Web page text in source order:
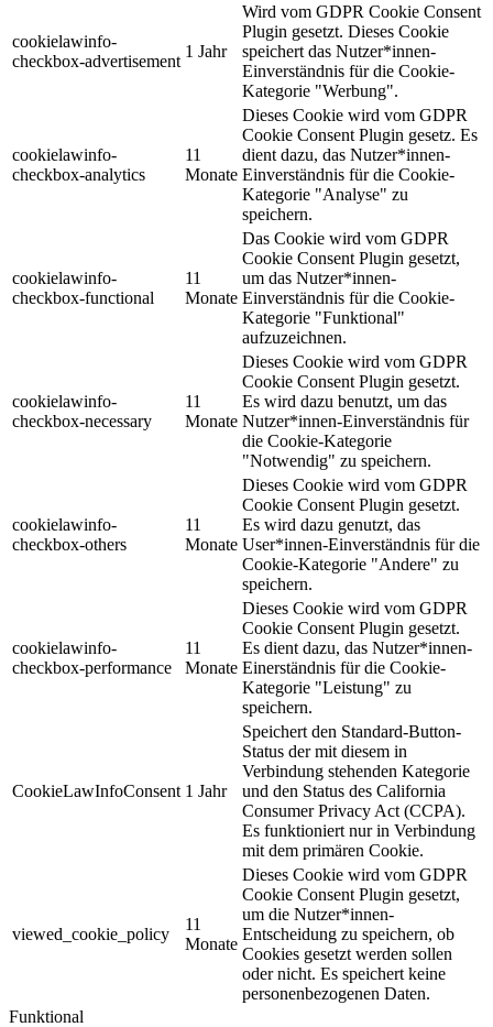
cookielawinfo-
checkbox-advertisement
1 Jahr
Wird vom GDPR Cookie Consent
Plugin gesetzt. Dieses Cookie
speichert das Nutzer*innen-
Einverständnis für die Cookie-
Kategorie "Werbung".
cookielawinfo-
checkbox-analytics
11
Monate
Dieses Cookie wird vom GDPR
Cookie Consent Plugin gesetz. Es
dient dazu, das Nutzer*innen-
Einverständnis für die Cookie-
Kategorie "Analyse" zu
speichern.
cookielawinfo-
checkbox-functional
11
Monate
Das Cookie wird vom GDPR
Cookie Consent Plugin gesetzt,
um das Nutzer*innen-
Einverständnis für die Cookie-
Kategorie "Funktional"
aufzuzeichnen.
cookielawinfo-
checkbox-necessary
11
Monate
Dieses Cookie wird vom GDPR
Cookie Consent Plugin gesetzt.
Es wird dazu benutzt, um das
Nutzer*innen-Einverständnis für
die Cookie-Kategorie
"Notwendig" zu speichern.
cookielawinfo-
checkbox-others
11
Monate
Dieses Cookie wird vom GDPR
Cookie Consent Plugin gesetzt.
Es wird dazu genutzt, das
User*innen-Einverständnis für die
Cookie-Kategorie "Andere" zu
speichern.
cookielawinfo-
checkbox-performance
11
Monate
Dieses Cookie wird vom GDPR
Cookie Consent Plugin gesetzt.
Es dient dazu, das Nutzer*innen-
Einerständnis für die Cookie-
Kategorie "Leistung" zu
speichern.
CookieLawInfoConsent 1 Jahr
Speichert den Standard-Button-
Status der mit diesem in
Verbindung stehenden Kategorie
und den Status des California
Consumer Privacy Act (CCPA).
Es funktioniert nur in Verbindung
mit dem primären Cookie.
viewed_cookie_policy
11
Monate
Dieses Cookie wird vom GDPR
Cookie Consent Plugin gesetzt,
um die Nutzer*innen-
Entscheidung zu speichern, ob
Cookies gesetzt werden sollen
oder nicht. Es speichert keine
personenbezogenen Daten.
Funktional